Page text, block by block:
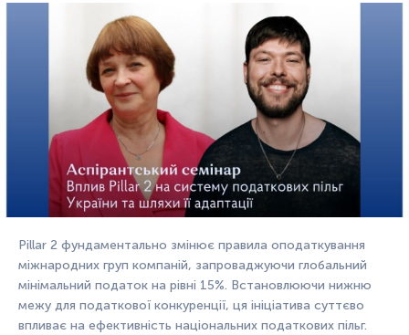
Pillar 2 фундаментально змінює правила оподаткування
міжнародних груп компаній, запроваджуючи глобальний
мінімальний податок на рівні 15%. Встановлюючи нижню
межу для податкової конкуренції, ця ініціатива суттєво
впливає на ефективність національних податкових пільг.